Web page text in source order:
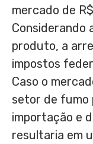
mercado de
Considerando
produto, a
impostos
Caso o
setor de fumo
importação e
resultaria em